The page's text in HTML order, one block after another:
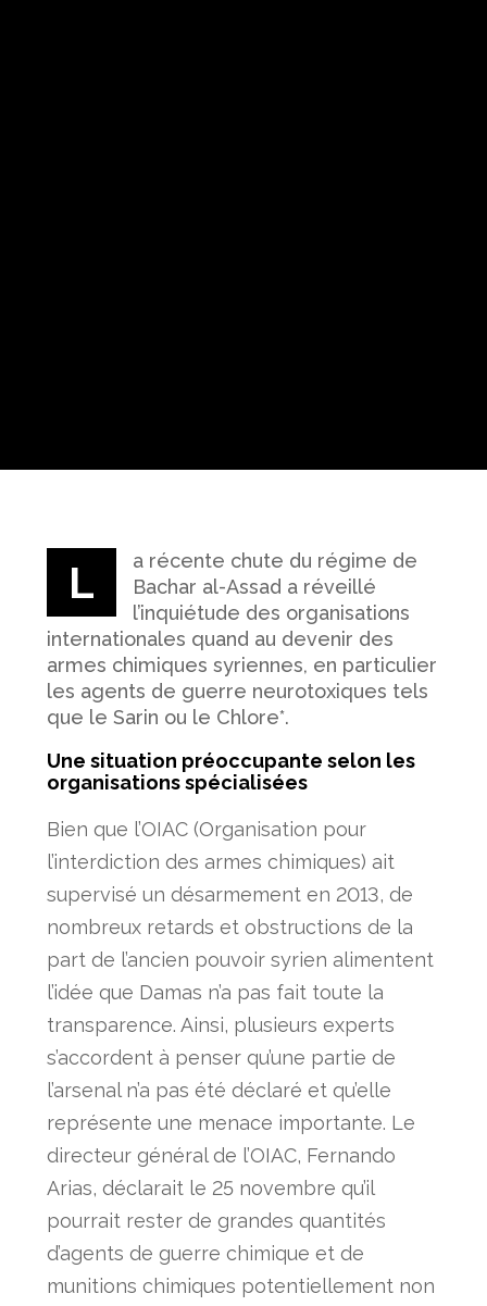
L
a récente chute du régime de
Bachar al-Assad a réveillé
l’inquiétude des organisations
internationales quand au devenir des
armes chimiques syriennes, en particulier
les agents de guerre neurotoxiques tels
que le Sarin ou le Chlore*.
Une situation préoccupante selon les
organisations spécialisées
Bien que l’OIAC (Organisation pour
l’interdiction des armes chimiques) ait
supervisé un désarmement en 2013, de
nombreux retards et obstructions de la
part de l’ancien pouvoir syrien alimentent
l’idée que Damas n’a pas fait toute la
transparence. Ainsi, plusieurs experts
s’accordent à penser qu’une partie de
l’arsenal n’a pas été déclaré et qu’elle
représente une menace importante. Le
directeur général de l’OIAC, Fernando
Arias, déclarait le 25 novembre qu’il
pourrait rester de grandes quantités
d’agents de guerre chimique et de
munitions chimiques potentiellement non